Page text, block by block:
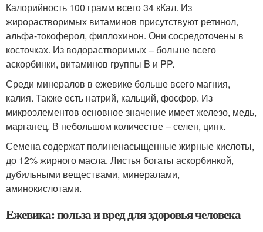
Калорийность 100 грамм всего 34 кКал. Из
жирорастворимых витаминов присутствуют ретинол,
альфа-токоферол, филлохинон. Они сосредоточены в
косточках. Из водорастворимых – больше всего
аскорбинки, витаминов группы B и PP.
Среди минералов в ежевике больше всего магния,
калия. Также есть натрий, кальций, фосфор. Из
микроэлементов основное значение имеет железо, медь,
марганец. В небольшом количестве – селен, цинк.
Семена содержат полиненасыщенные жирные кислоты,
до 12% жирного масла. Листья богаты аскорбинкой,
дубильными веществами, минералами,
аминокислотами.
Ежевика: польза и вред для здоровья человека